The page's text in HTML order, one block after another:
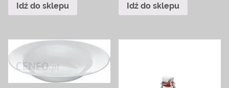
Idź do sklepu Idź do sklepu